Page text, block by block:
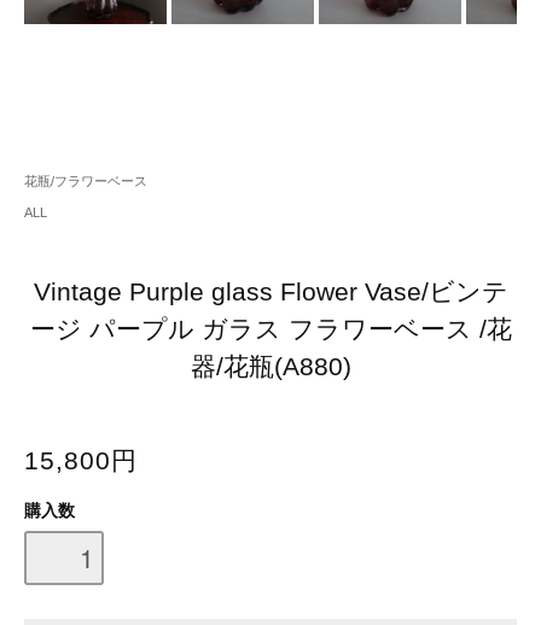
花瓶/フラワーベース
ALL
Vintage Purple glass Flower Vase/ビンテ
ージ パープル ガラス フラワーベース /花
器/花瓶(A880)
15,800円
購入数